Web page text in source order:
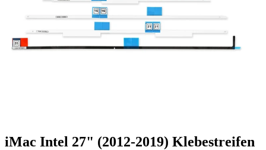
iMac Intel 27" (2012-2019) Klebestreifen